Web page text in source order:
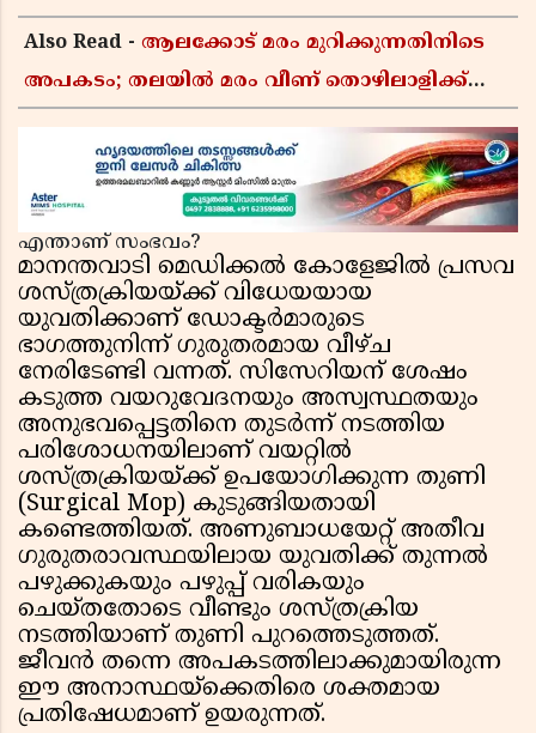
Also Read - ആലക്കോട് മരം മുറിക്കുന്നതിനിടെ
അപകടം; തലയിൽ മരം വീണ് തൊഴിലാളിക്ക്
എന്താണ് സംഭവം?
മാനന്തവാടി മെഡിക്കൽ കോളേജിൽ പ്രസവ
ശസ്ത്രക്രിയയ്ക്ക് വിധേയയായ
യുവതിക്കാണ് ഡോക്ടർമാരുടെ
ഭാഗത്തുനിന്ന് ഗുരുതരമായ വീഴ്ച
നേരിടേണ്ടി വന്നത്. സിസേറിയന് ശേഷം
കടുത്ത വയറുവേദനയും അസ്വസ്ഥതയും
അനുഭവപ്പെട്ടതിനെ തുടർന്ന് നടത്തിയ
പരിശോധനയിലാണ് വയറ്റിൽ
ശസ്ത്രക്രിയയ്ക്ക് ഉപയോഗിക്കുന്ന തുണി
(Surgical Mop) കുടുങ്ങിയതായി
കണ്ടെത്തിയത്. അണുബാധയേറ്റ് അതീവ
ഗുരുതരാവസ്ഥയിലായ യുവതിക്ക് തുന്നൽ
പഴുക്കുകയും പഴുപ്പ് വരികയും
ചെയ്തതോടെ വീണ്ടും ശസ്ത്രക്രിയ
നടത്തിയാണ് തുണി പുറത്തെടുത്തത്.
ജീവൻ തന്നെ അപകടത്തിലാക്കുമായിരുന്ന
ഈ അനാസ്ഥയ്ക്കെതിരെ ശക്തമായ
പ്രതിഷേധമാണ് ഉയരുന്നത്.